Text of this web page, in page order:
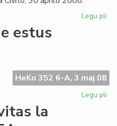
Legu pli
al
estus
HeKo 352 6-A, 3 maj 08
Legu pli
la